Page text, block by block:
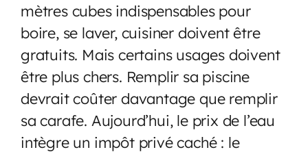
mètres cubes indispensables pour
boire, se laver, cuisiner doivent être
gratuits. Mais certains usages doivent
être plus chers. Remplir sa piscine
devrait coûter davantage que remplir
sa carafe. Aujourd’hui, le prix de l’eau
intègre un impôt privé caché : le